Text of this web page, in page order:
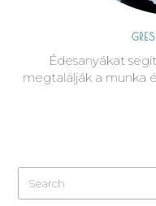
Édesanyákat
megtalálják a munka